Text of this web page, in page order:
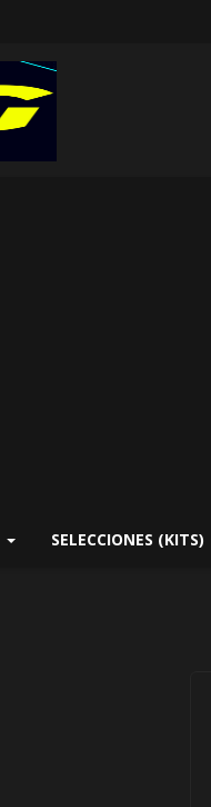
SELECCIONES (KITS)